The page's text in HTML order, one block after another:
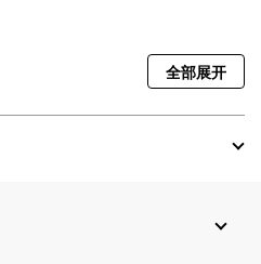
全部展开